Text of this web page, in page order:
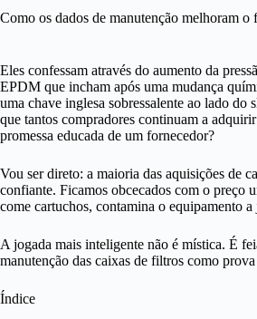
Como os dados de manutenção melhoram
Eles confessam através do aumento da
EPDM que incham após uma mudança
uma chave inglesa sobressalente ao lado
que tantos compradores continuam a
promessa educada de um fornecedor?
Vou ser direto: a maioria das aquisições de
confiante. Ficamos obcecados com o preço
come cartuchos, contamina o equipamento
A jogada mais inteligente não é mística. É
manutenção das caixas de filtros como
Índice